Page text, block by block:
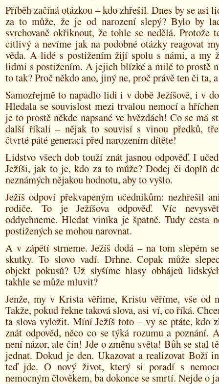
Příběh začíná otázkou – kdo zhřešil. Dnes by se asi
za to může, že je od narození slepý? Bylo by
svrchovaně okřiknout, že tohle se nedělá. Protože
citlivý a nevíme jak na podobné otázky reagovat
věda. A lidé s postižením žijí spolu s námi, a my
lidmi s postižením. A jejich blízké a milé to prostě
to tak? Proč někdo ano, jiný ne, proč právě ten či ta,
Samozřejmě to napadlo lidi i v době Ježíšově, i v
Hledala se souvislost mezi trvalou nemocí a
je to prostě někde napsané ve hvězdách! Co se má
další říkali – nějak to souvisí s vinou předků,
čtvrté páté generaci před narozením dítěte!
Lidstvo všech dob touží znát jasnou odpověď. I
Ježíši, jak to je, kdo za to může? Dodej či doplň
neznámých nějakou hodnotu, aby to vyšlo.
Ježíš odpoví překvapeným učedníkům: nezhřešil
rodiče. To je Ježíšova odpověď. Víc
oddychneme. Hledat viníka je špatně. Tudy cesta
postižených se mohou narovnat.
A v zápětí strneme. Ježíš dodá – na tom slepém
skutky. To slovo vadí. Drhne. Copak může
objekt pokusů? Už slyšíme hlasy obhájců
takhle se může mluvit?
Jenže, my v Krista věříme, Kristu věříme, vše od
Takže, pokud řekne taková slova, asi ví, co říká.
ta slova vyložit. Míní Ježíš toto – vy se ptáte, kdo
znát odpověd, něco co se týká rozumu a poznání.
není názor, ale čin! Jde o změnu světa! Bůh se stal
jednat. Dokud je den. Ukazovat a realizovat Boží
teď jde. O nový život, který si poradí s
nemocným člověkem, ba dokonce se smrtí. Nejde o